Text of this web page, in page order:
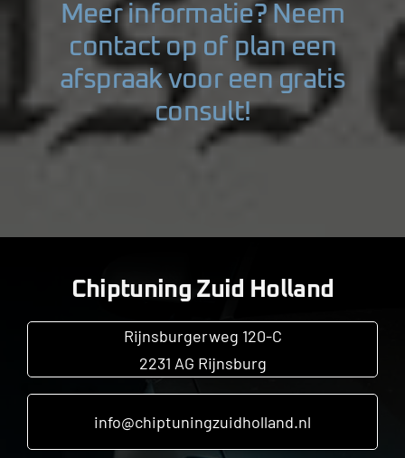
Meer informatie? Neem
contact op of plan een
afspraak voor een gratis
consult!
Chiptuning Zuid Holland
Rijnsburgerweg 120-C
2231 AG Rijnsburg
info@chiptuningzuidholland.nl